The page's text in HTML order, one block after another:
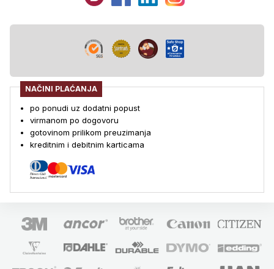
NAČINI PLAĆANJA
po ponudi uz dodatni popust
virmanom po dogovoru
gotovinom prilikom preuzimanja
kreditnim i debitnim karticama